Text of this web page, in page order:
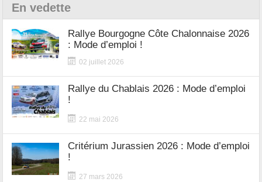
En vedette
Rallye Bourgogne Côte Chalonnaise 2026
: Mode d’emploi !
02 juillet 2026
Rallye du Chablais 2026 : Mode d’emploi
!
22 mai 2026
Critérium Jurassien 2026 : Mode d’emploi
!
27 mars 2026